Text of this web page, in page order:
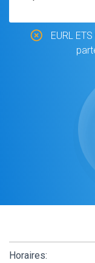
EURL
Horaires: